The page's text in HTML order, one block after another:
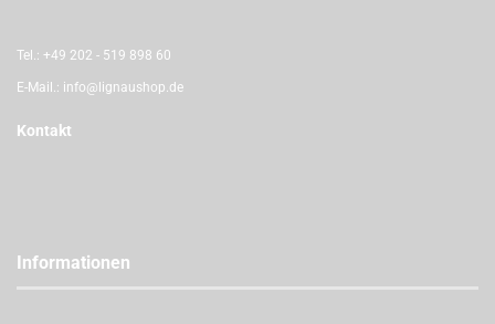
Tel.: +49 202 - 519 898 60
E-Mail.: info@lignaushop.de
Kontakt
Informationen